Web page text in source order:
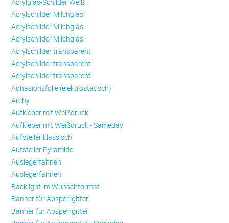
Acrylglas-Schilder Weiß
Acrylschilder Milchglas
Acrylschilder Milchglas
Acrylschilder Milchglas
Acrylschilder transparent
Acrylschilder transparent
Acrylschilder transparent
Adhäsionsfolie (elektrostatisch)
Archy
Aufkleber mit Weißdruck
Aufkleber mit Weißdruck - Sameday
Aufsteller klassisch
Aufsteller Pyramide
Auslegerfahnen
Auslegerfahnen
Backlight im Wunschformat
Banner für Absperrgitter
Banner für Absperrgitter